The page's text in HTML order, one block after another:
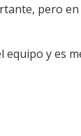
pero
y es